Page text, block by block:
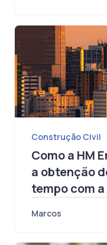
Construção Civil
Como a HM
a obtenção
tempo com a